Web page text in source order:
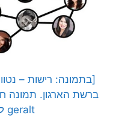
[בתמונה: רישות –
ברשת הארגון. תמונה
geralt לאתר Pixabay]